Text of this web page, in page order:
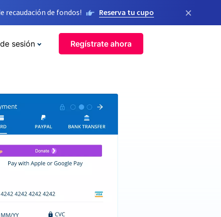
recaudación de fondos! Reserva tu cupo ×
sesión Regístrate ahora